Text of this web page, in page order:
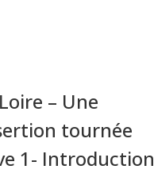
– Une
tournée
1- Introduction